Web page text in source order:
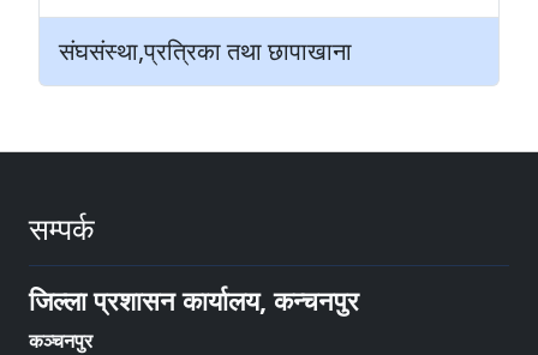
संघसंस्था,प्रत्रिका तथा छापाखाना
सम्पर्क
जिल्ला प्रशासन कार्यालय, कन्चनपुर
कञ्चनपुर